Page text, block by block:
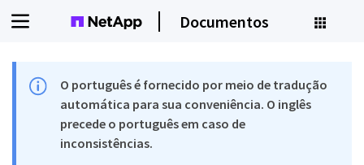
Documentos
O português é fornecido por meio de tradução
automática para sua conveniência. O inglês
precede o português em caso de
inconsistências.